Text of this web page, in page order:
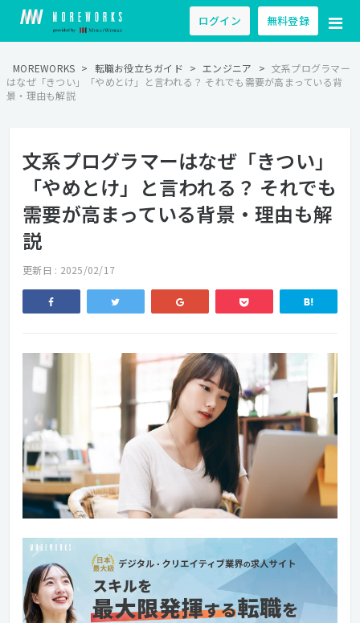
ログイン 無料登録
MOREWORKS > 転職お役立ちガイド > エンジニア > 文系プログラマー
はなぜ「きつい」「やめとけ」と言われる？ それでも需要が高まっている背
景・理由も解説
文系プログラマーはなぜ「きつい」
「やめとけ」と言われる？ それでも
需要が高まっている背景・理由も解
説
更新日 : 2025/02/17